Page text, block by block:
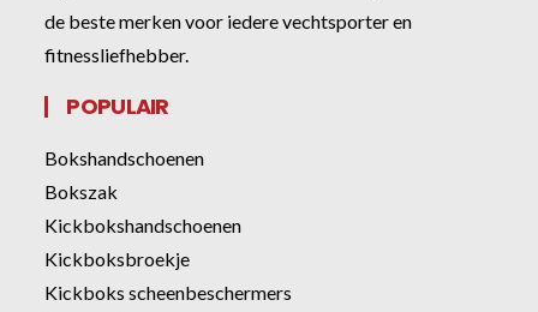
de beste merken voor iedere vechtsporter en
fitnessliefhebber.
POPULAIR
Bokshandschoenen
Bokszak
Kickbokshandschoenen
Kickboksbroekje
Kickboks scheenbeschermers